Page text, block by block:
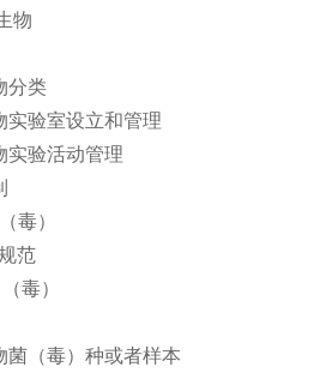
物
分类
实验室设立和管理
实验活动管理
毒）
范
毒）
菌（毒）种或者样本